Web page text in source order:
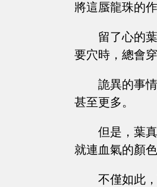
將這蜃龍珠的
留了心的
要穴時，總會
詭異的事
甚至更多。
但是，葉
就連血氣的顏
不僅如此